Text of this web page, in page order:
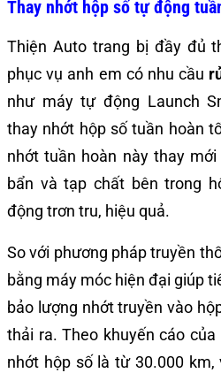
Thay nhớt hộp số tự động
Thiện Auto trang bị đầy đủ
phục vụ anh em có nhu cầu
như máy tự động Launch
thay nhớt hộp số tuần hoàn
nhớt tuần hoàn này thay
bẩn và tạp chất bên trong
động trơn tru, hiệu quả.
So với phương pháp truyền
bằng máy móc hiện đại giúp
bảo lượng nhớt truyền vào
thải ra. Theo khuyến cáo
nhớt hộp số là từ 30.000